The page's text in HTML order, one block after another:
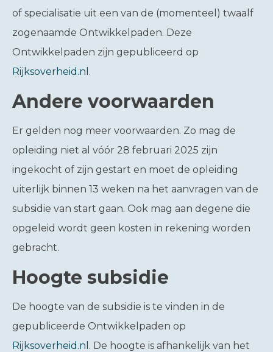
of specialisatie uit een van de (momenteel) twaalf
zogenaamde Ontwikkelpaden. Deze
Ontwikkelpaden zijn gepubliceerd op
Rijksoverheid.nl .
Andere voorwaarden
Er gelden nog meer voorwaarden. Zo mag de
opleiding niet al vóór 28 februari 2025 zijn
ingekocht of zijn gestart en moet de opleiding
uiterlijk binnen 13 weken na het aanvragen van de
subsidie van start gaan. Ook mag aan degene die
opgeleid wordt geen kosten in rekening worden
gebracht.
Hoogte subsidie
De hoogte van de subsidie is te vinden in de
gepubliceerde Ontwikkelpaden op
Rijksoverheid.nl . De hoogte is afhankelijk van het